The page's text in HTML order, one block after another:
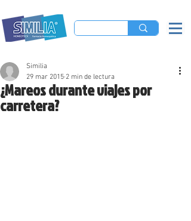
¿Mareos durante viajes por
carretera?
Similia
29 mar 2015 2 min de lectura